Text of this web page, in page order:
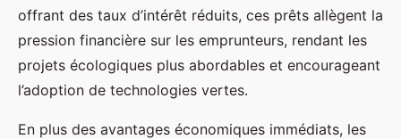
offrant des taux d’intérêt réduits, ces prêts allègent la
pression financière sur les emprunteurs, rendant les
projets écologiques plus abordables et encourageant
l’adoption de technologies vertes.
En plus des avantages économiques immédiats, les